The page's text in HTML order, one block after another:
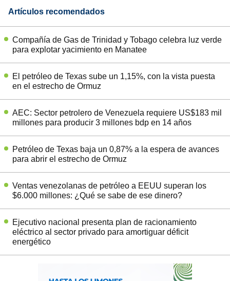
Artículos recomendados
Compañía de Gas de Trinidad y Tobago celebra luz verde
para explotar yacimiento en Manatee
El petróleo de Texas sube un 1,15%, con la vista puesta
en el estrecho de Ormuz
AEC: Sector petrolero de Venezuela requiere US$183 mil
millones para producir 3 millones bdp en 14 años
Petróleo de Texas baja un 0,87% a la espera de avances
para abrir el estrecho de Ormuz
Ventas venezolanas de petróleo a EEUU superan los
$6.000 millones: ¿Qué se sabe de ese dinero?
Ejecutivo nacional presenta plan de racionamiento
eléctrico al sector privado para amortiguar déficit
energético